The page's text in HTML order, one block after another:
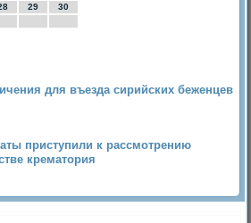
29
30
для въезда сирийских беженцев
приступили к рассмотрению
крематория